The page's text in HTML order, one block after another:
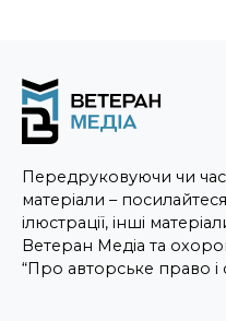
Передруковуючи чи
матеріали –
ілюстрації, інші
Ветеран Медіа та
“Про авторське право і